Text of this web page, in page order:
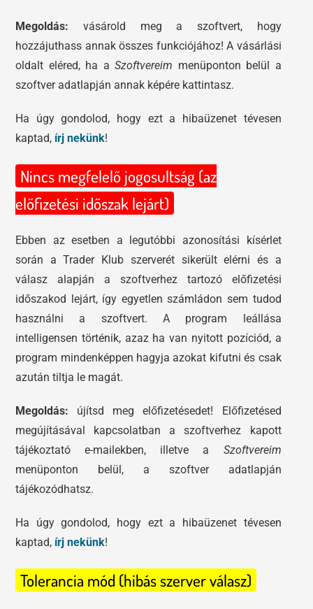
Megoldás: vásárold meg a szoftvert, hogy
hozzájuthass annak összes funkciójához! A vásárlási
oldalt eléred, ha aSzoftvereim menüponton belül a
szoftver adatlapján annak képére kattintasz.
Ha úgy gondolod, hogy ezt a hibaüzenet tévesen
kaptad, írj nekünk!
Nincs megfelelő jogosultság (az
előfizetési időszak lejárt)
Ebben az esetben a legutóbbi azonosítási kísérlet
során a Trader Klub szerverét sikerült elérni és a
válasz alapján a szoftverhez tartozó előfizetési
időszakod lejárt, így egyetlen számládon sem tudod
használni a szoftvert. A program leállása
intelligensen történik, azaz ha van nyitott pozíciód, a
program mindenképpen hagyja azokat kifutni és csak
azután tiltja le magát.
Megoldás: újítsd meg előfizetésedet! Előfizetésed
megújításával kapcsolatban a szoftverhez kapott
tájékoztató e-mailekben, illetve a Szoftvereim
menüponton belül, a szoftver adatlapján
tájékozódhatsz.
Ha úgy gondolod, hogy ezt a hibaüzenet tévesen
kaptad, írj nekünk!
Tolerancia mód (hibás szerver válasz)